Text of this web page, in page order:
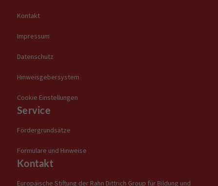
Kontakt
Impressum
Datenschutz
Hinweisgebersystem
Cookie Einstellungen
Service
Fördergrundsätze
Formulare und Hinweise
Kontakt
Europäische Stiftung der Rahn Dittrich Group für Bildung und